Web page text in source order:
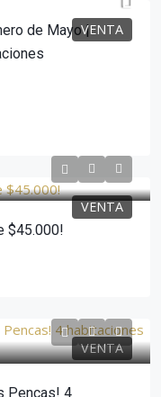
VENTA
de Mayo |
VENTA
$45.000!
VENTA
Pencas! 4